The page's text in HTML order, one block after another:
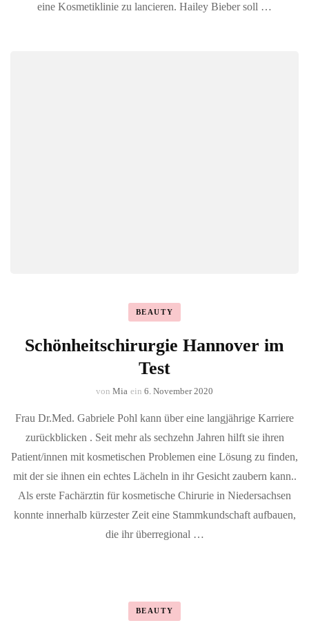
eine Kosmetiklinie zu lancieren. Hailey Bieber soll …
BEAUTY
Schönheitschirurgie Hannover im
Test
von Mia ein 6. November 2020
Frau Dr.Med. Gabriele Pohl kann über eine langjährige Karriere
zurückblicken . Seit mehr als sechzehn Jahren hilft sie ihren
Patient/innen mit kosmetischen Problemen eine Lösung zu finden,
mit der sie ihnen ein echtes Lächeln in ihr Gesicht zaubern kann..
Als erste Fachärztin für kosmetische Chirurie in Niedersachsen
konnte innerhalb kürzester Zeit eine Stammkundschaft aufbauen,
die ihr überregional …
BEAUTY